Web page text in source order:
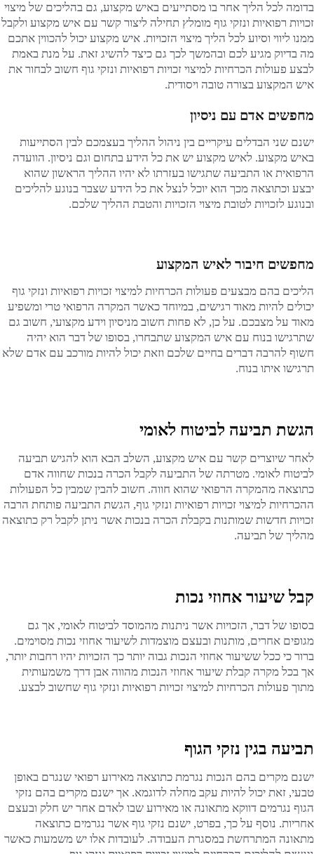
בדומה לכל הליך אחר בו מסתייעים באיש מקצוע, גם בהליכים של מיצוי
זכויות רפואיות ונזקי גוף מומלץ תחילה ליצור קשר עם איש מקצוע ולקבל
ממנו ליווי וסיוע לכל הליך מיצוי הזכויות. איש מקצוע יכול להכווין אתכם
מה בדיוק מגיע לכם ובהמשך לכך גם כיצד להשיג זאת. על מנת באמת
לבצע פעולות הכרחיות למיצוי זכויות רפואיות ונזקי גוף חשוב לבחור את
איש המקצוע בצורה טובה ויסודית.
מחפשים אדם עם ניסיון
ישנם שני הבדלים עיקריים בין ניהול ההליך בעצמכם לבין הסתייעות
באיש מקצוע. לאיש מקצוע יש את כל הידע בתחום וגם ניסיון. הוועדה
הרפואית או התביעה שתגישו בעזרתו לא יהיו ההליך הראשון שהוא
יבצע וכתוצאה מכך הוא יוכל לנצל את כל הידע שצבר בנוגע להליכים
ובנוגע לזכויות לטובת מיצוי הזכויות והטבת ההליך שלכם.
מחפשים חיבור לאיש המקצוע
הליכים בהם מבצעים פעולות הכרחיות למיצוי זכויות רפואיות ונזקי גוף
יכולים להיות מאוד רגישים, במיוחד כאשר המקרה הרפואי טרי ומשפיע
מאוד על מצבכם. על כן, לא פחות חשוב מניסיון וידע מקצועי, חשוב גם
שתרגישו בנוח עם איש המקצוע שתבחרו, בסופו של דבר הוא יהיה
חשוף להרבה דברים בחיים שלכם וזאת יכול להיות מורכב עם אדם שלא
תרגישו איתו בנוח.
הגשת תביעה לביטוח לאומי
לאחר שיוצרים קשר עם איש מקצוע, השלב הבא הוא להגיש תביעה
לביטוח לאומי. מטרתה של התביעה לקבל הכרה בנכות שחווה אדם
כתוצאה מהמקרה הרפואי שהוא חווה. חשוב להבין שמבין כל הפעולות
ההכרחיות למיצוי זכויות רפואיות ונזקי גוף, הגשת התביעה פותחת הרבה
זכויות חדשות שמותנות בקבלת הכרה בנכות אשר ניתן לקבל רק כתוצאה
מהליך של תביעה.
קבל שיעור אחוזי נכות
בסופו של דבר, הזכויות אשר ניתנות מהמוסד לביטוח לאומי, אך גם
מגופים אחרים, מותנות ובעצם מוצמדות לשיעור אחוזי נכות מסוימים.
ברור כי ככל ששיעור אחוזי הנכות גבוה יותר כך הזכויות יהיו רחבות יותר,
אך בכל מקרה קבלת שיעור אחוזי הנכות מהווה אבן דרך משמעותית
מתוך פעולות הכרחיות למיצוי זכויות רפואיות ונזקי גוף שחשוב לבצע.
תביעה בגין נזקי הגוף
ישנם מקרים בהם הנכות נגרמת כתוצאה מאירוע רפואי שנגרם באופן
טבעי, זאת יכול להיות עקב מחלה לדוגמא. אך ישנם מקרים בהם נזקי
הגוף נגרמים דווקא מתאונה או מאירוע שבו לאדם אחר יש חלק ובעצם
אחריות. נוסף על כך, בפרט, ישנם נזקי גוף אשר נגרמים כתוצאה
מתאונה המתרחשת במסגרת העבודה. לעובדות אלו יש משמעות כאשר